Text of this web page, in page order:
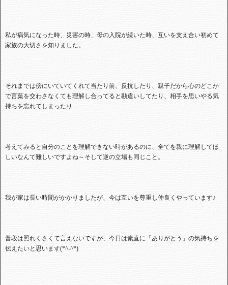
私が病気になった時、災害の時、母の入院が続いた時、互いを支え合い初めて
家族の大切さを知りました。
それまでは傍にいていてくれて当たり前、反抗したり、親子だから心のどこか
で言葉を交わさなくても理解し合ってると勘違いしてたり、相手を思いやる気
持ちを忘れてしまったり…
考えてみると自分のことを理解できない時があるのに、全てを親に理解してほ
しいなんて難しいですよね～そして逆の立場も同じこと。
我が家は長い時間がかかりましたが、今は互いを尊重し仲良くやっています♪
普段は照れくさくて言えないですが、今日は素直に「ありがとう」の気持ちを
伝えたいと思います(*^-^*)